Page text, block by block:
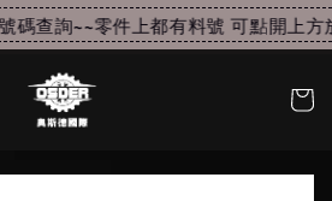
碼查詢~~零件上都有料號 可點開上方